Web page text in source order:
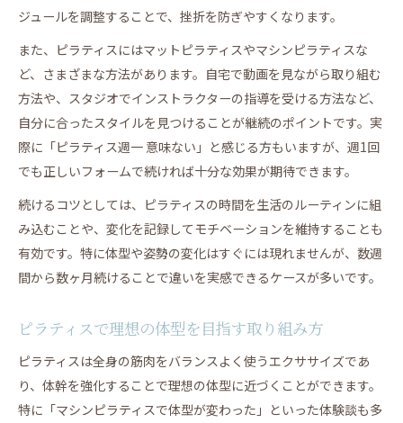
ジュールを調整することで、挫折を防ぎやすくなります。
また、ピラティスにはマットピラティスやマシンピラティスな
ど、さまざまな方法があります。自宅で動画を見ながら取り組む
方法や、スタジオでインストラクターの指導を受ける方法など、
自分に合ったスタイルを見つけることが継続のポイントです。実
際に「ピラティス週一 意味ない」と感じる方もいますが、週1回
でも正しいフォームで続ければ十分な効果が期待できます。
続けるコツとしては、ピラティスの時間を生活のルーティンに組
み込むことや、変化を記録してモチベーションを維持することも
有効です。特に体型や姿勢の変化はすぐには現れませんが、数週
間から数ヶ月続けることで違いを実感できるケースが多いです。
ピラティスで理想の体型を目指す取り組み方
ピラティスは全身の筋肉をバランスよく使うエクササイズであ
り、体幹を強化することで理想の体型に近づくことができます。
特に「マシンピラティスで体型が変わった」といった体験談も多